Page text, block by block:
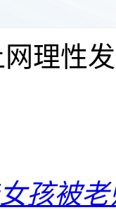
理性
孩被